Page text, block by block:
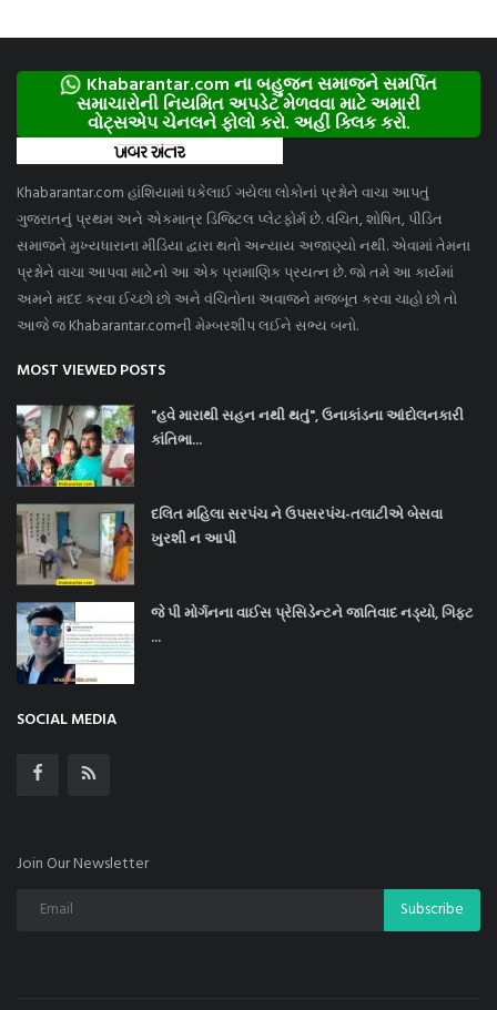
Khabarantar.com ના બહુજન સમાજને સમર્પિત
સમાચારોની નિયમિત અપડેટ મેળવવા માટે અમારી
વોટ્સએપ ચેનલને ફોલો કરો. અહીં ક્લિક કરો.
Khabarantar.com હાંશિયામાં ધકેલાઈ ગયેલા લોકોનાં પ્રશ્નોને વાચા આપતું
ગુજરાતનું પ્રથમ અને એકમાત્ર ડિજિટલ પ્લેટફોર્મ છે. વંચિત, શોષિત, પીડિત
સમાજને મુખ્યધારાના મીડિયા દ્વારા થતો અન્યાય અજાણ્યો નથી. એવામાં તેમના
પ્રશ્નોને વાચા આપવા માટેનો આ એક પ્રામાણિક પ્રયત્ન છે. જો તમે આ કાર્યમાં
અમને મદદ કરવા ઈચ્છો છો અને વંચિતોના અવાજને મજબૂત કરવા ચાહો છો તો
આજે જ Khabarantar.comની મેમ્બરશીપ લઈને સભ્ય બનો.
MOST VIEWED POSTS
"હવે મારાથી સહન નથી થતું", ઉનાકાંડના આંદોલનકારી
કાંતિભા...
દલિત મહિલા સરપંચ ને ઉપસરપંચ-તલાટીએ બેસવા
ખુરશી ન આપી
જે પી મોર્ગનના વાઈસ પ્રેસિડેન્ટને જાતિવાદ નડ્યો, ગિફ્ટ
...
SOCIAL MEDIA
Join Our Newsletter
Subscribe